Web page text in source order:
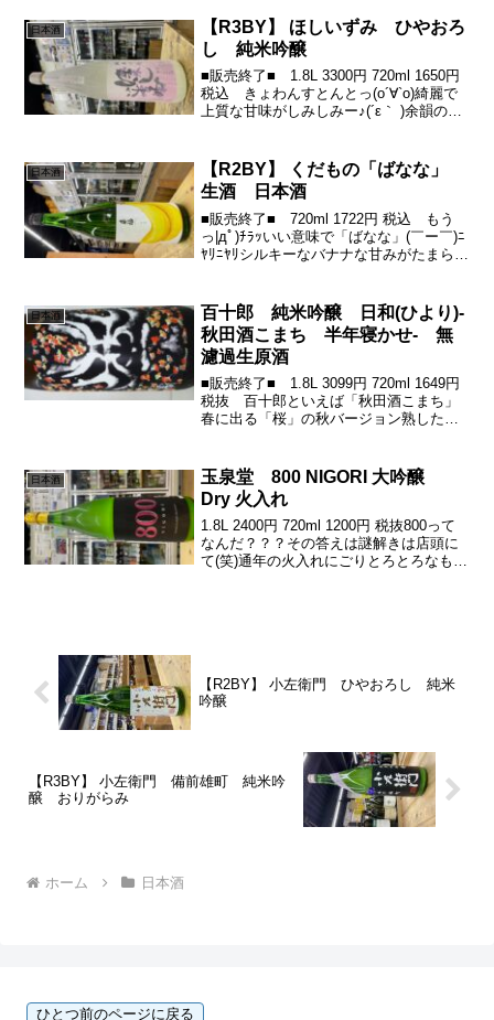
もステキっす♪( ´▽｀...
日本酒
【R3BY】 ほしいずみ ひやおろ
し 純米吟醸
■販売終了■ 1.8L 3300円 720ml 1650円
税込 きょわんすとんとっ(о´∀`о)綺麗で
上質な甘味がしみしみー♪(´ε｀ )余韻の心
日本酒
【R2BY】 くだもの「ばなな」
生酒 日本酒
■販売終了■ 720ml 1722円 税込 もう
っ|дﾟ)ﾁﾗｯいい意味で「ばなな」(￣ー￣)ﾆ
ﾔﾘﾆﾔﾘシルキーなバナナな甘みがたまらな
るんです♪...
日本酒
百十郎 純米吟醸 日和(ひより)-
秋田酒こまち 半年寝かせ- 無
濾過生原酒
■販売終了■ 1.8L 3099円 720ml 1649円
税抜 百十郎といえば「秋田酒こまち」
春に出る「桜」の秋バージョン熟した味
まった「秋田酒こまち」を使った「...
日本酒
玉泉堂 800 NIGORI 大吟醸
Dry 火入れ
1.8L 2400円 720ml 1200円 税抜800って
なんだ？？？その答えは謎解きは店頭に
て(笑)通年の火入れにごりとろとろなもろ
【R2BY】 小左衛門 ひやおろし 純米
吟醸
【R3BY】 小左衛門 備前雄町 純米吟
醸 おりがらみ
ホーム 日本酒